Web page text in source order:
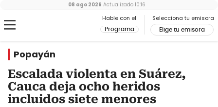
Hable con el
Programa
Selecciona tu emisora
Elige tu emisora
08 ago 2026 Actualizado 10:16
Popayán
Escalada violenta en Suárez,
Cauca deja ocho heridos
incluidos siete menores